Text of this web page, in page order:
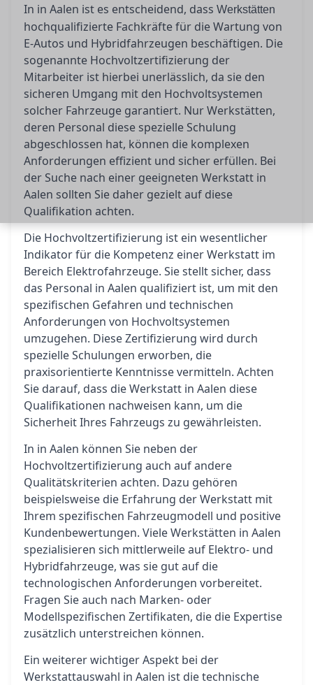
In in Aalen ist es entscheidend, dass Werkstätten
hochqualifizierte Fachkräfte für die Wartung von
E-Autos und Hybridfahrzeugen beschäftigen. Die
sogenannte Hochvoltzertifizierung der
Mitarbeiter ist hierbei unerlässlich, da sie den
sicheren Umgang mit den Hochvoltsystemen
solcher Fahrzeuge garantiert. Nur Werkstätten,
deren Personal diese spezielle Schulung
abgeschlossen hat, können die komplexen
Anforderungen effizient und sicher erfüllen. Bei
der Suche nach einer geeigneten Werkstatt in
Aalen sollten Sie daher gezielt auf diese
Qualifikation achten.
Die Hochvoltzertifizierung ist ein wesentlicher
Indikator für die Kompetenz einer Werkstatt im
Bereich Elektrofahrzeuge. Sie stellt sicher, dass
das Personal in Aalen qualifiziert ist, um mit den
spezifischen Gefahren und technischen
Anforderungen von Hochvoltsystemen
umzugehen. Diese Zertifizierung wird durch
spezielle Schulungen erworben, die
praxisorientierte Kenntnisse vermitteln. Achten
Sie darauf, dass die Werkstatt in Aalen diese
Qualifikationen nachweisen kann, um die
Sicherheit Ihres Fahrzeugs zu gewährleisten.
In in Aalen können Sie neben der
Hochvoltzertifizierung auch auf andere
Qualitätskriterien achten. Dazu gehören
beispielsweise die Erfahrung der Werkstatt mit
Ihrem spezifischen Fahrzeugmodell und positive
Kundenbewertungen. Viele Werkstätten in Aalen
spezialisieren sich mittlerweile auf Elektro- und
Hybridfahrzeuge, was sie gut auf die
technologischen Anforderungen vorbereitet.
Fragen Sie auch nach Marken- oder
Modellspezifischen Zertifikaten, die die Expertise
zusätzlich unterstreichen können.
Ein weiterer wichtiger Aspekt bei der
Werkstattauswahl in Aalen ist die technische